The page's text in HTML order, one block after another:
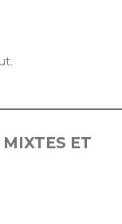
ET